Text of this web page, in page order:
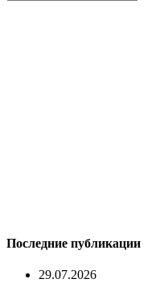
Последние публикации
29.07.2026